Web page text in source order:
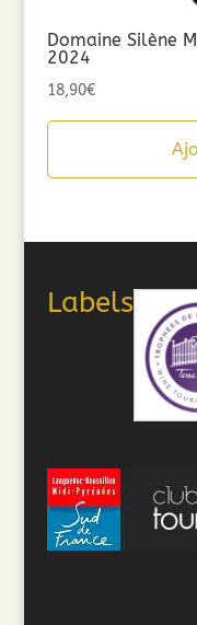
Domaine Silène
2024
18,90€
Labels